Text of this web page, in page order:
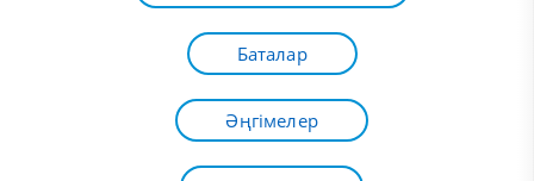
Баталар
Әңгімелер